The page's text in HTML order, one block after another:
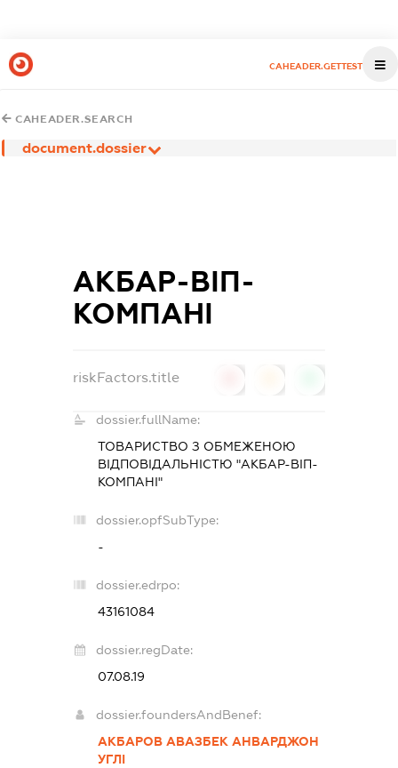
CAHEADER.GETTEST
CAHEADER.SEARCH
document.dossier
АКБАР-ВІП-
КОМПАНІ
riskFactors.title
dossier.fullName:
ТОВАРИСТВО З ОБМЕЖЕНОЮ
ВІДПОВІДАЛЬНІСТЮ "АКБАР-ВІП-
КОМПАНІ"
dossier.opfSubType:
-
dossier.edrpo:
43161084
dossier.regDate:
07.08.19
dossier.foundersAndBenef:
АКБАРОВ АВАЗБЕК АНВАРДЖОН
УГЛІ